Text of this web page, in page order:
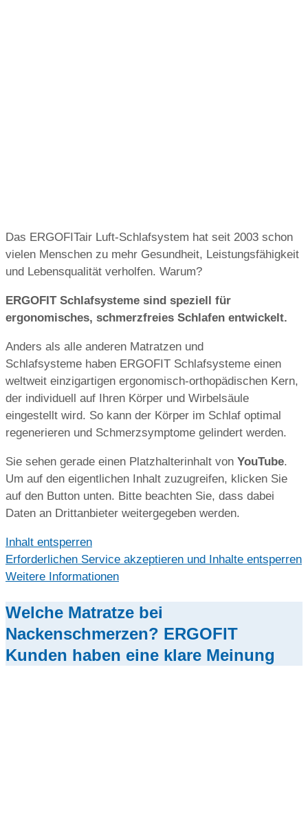
Das ERGOFITair Luft-Schlafsystem hat seit 2003 schon
vielen Menschen zu mehr Gesundheit, Leistungsfähigkeit
und Lebensqualität verholfen. Warum?
ERGOFIT Schlafsysteme sind speziell für
ergonomisches, schmerzfreies Schlafen entwickelt.
Anders als alle anderen Matratzen und
Schlafsysteme haben ERGOFIT Schlafsysteme einen
weltweit einzigartigen ergonomisch-orthopädischen Kern,
der individuell auf Ihren Körper und Wirbelsäule
eingestellt wird. So kann der Körper im Schlaf optimal
regenerieren und Schmerzsymptome gelindert werden.
Sie sehen gerade einen Platzhalterinhalt von YouTube.
Um auf den eigentlichen Inhalt zuzugreifen, klicken Sie
auf den Button unten. Bitte beachten Sie, dass dabei
Daten an Drittanbieter weitergegeben werden.
Inhalt entsperren
Erforderlichen Service akzeptieren und Inhalte entsperren
Weitere Informationen
Welche Matratze bei
Nackenschmerzen? ERGOFIT
Kunden haben eine klare Meinung